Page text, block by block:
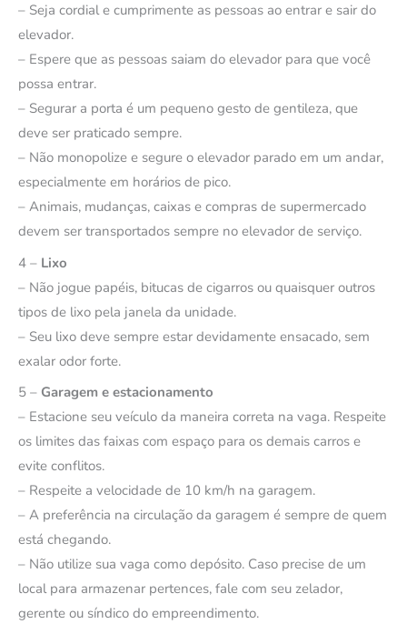
– Seja cordial e cumprimente as pessoas ao entrar e sair do
elevador.
– Espere que as pessoas saiam do elevador para que você
possa entrar.
– Segurar a porta é um pequeno gesto de gentileza, que
deve ser praticado sempre.
– Não monopolize e segure o elevador parado em um andar,
especialmente em horários de pico.
– Animais, mudanças, caixas e compras de supermercado
devem ser transportados sempre no elevador de serviço.
4 – Lixo
– Não jogue papéis, bitucas de cigarros ou quaisquer outros
tipos de lixo pela janela da unidade.
– Seu lixo deve sempre estar devidamente ensacado, sem
exalar odor forte.
5 – Garagem e estacionamento
– Estacione seu veículo da maneira correta na vaga. Respeite
os limites das faixas com espaço para os demais carros e
evite conflitos.
– Respeite a velocidade de 10 km/h na garagem.
– A preferência na circulação da garagem é sempre de quem
está chegando.
– Não utilize sua vaga como depósito. Caso precise de um
local para armazenar pertences, fale com seu zelador,
gerente ou síndico do empreendimento.